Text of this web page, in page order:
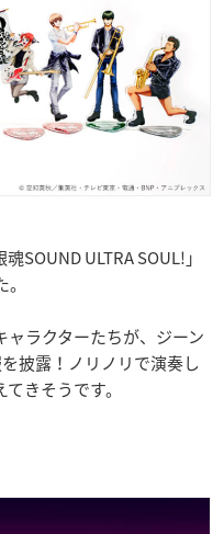
SOUND ULTRA SOUL!」
ラクターたちが、ジーン
披露！ノリノリで演奏し
きそうです。